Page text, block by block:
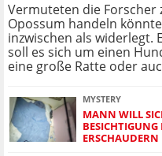
Vermuteten die Forscher
Opossum handeln
inzwischen als widerlegt.
soll es sich um einen
eine große Ratte oder
MYSTERY
MANN WILL
ERSCHAUDERN